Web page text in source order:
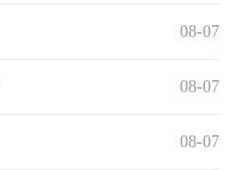
08-07
08-07
08-07